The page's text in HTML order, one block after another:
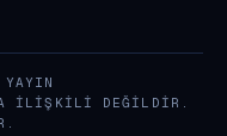
ILIŞKILI DEĞILDIR.